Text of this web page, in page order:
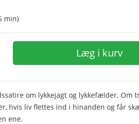
min)
Læg i kurv
om lykkejagt og lykkefælder. Om
hvis liv flettes ind i hinanden og får
ene.